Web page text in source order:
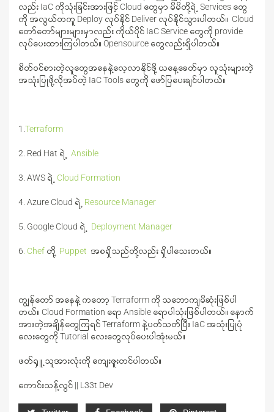
လည်း IaC ကိုသုံးခြင်းအားဖြင့် Cloud တွေမှာ မိမိတို့ရဲ့ Services တွေ
ကို အလွယ်တကူ Deploy လုပ်နိုင် Deliver လုပ်နိုင်သွားပါတယ်။ Cloud
တော်တော်များများမှာလည်း ကိုယ်ပိုင် IaC Service တွေကို provide
လုပ်ပေးထားကြပါတယ်။ Opensource တွေလည်းရှိပါတယ်။
စိတ်ဝင်စားတဲ့လူတွေအနေနဲ့လေ့လာနိုင်ဖို့ ယနေ့ခေတ်မှာ လူသုံးများတဲ့
အသုံးပြုဖို့လိုအပ်တဲ့ IaC Tools တွေကို ဖော်ပြပေးချင်ပါတယ်။
1. Terraform
2. Red Hat ရဲ့ Ansible
3. AWS ရဲ့ Cloud Formation
4. Azure Cloud ရဲ့ Resource Manager
5. Google Cloud ရဲ့ Deployment Manager
6 . Chef တို့ Puppet အစရှိသည်တို့လည်း ရှိပါသေးတယ်။
ကျွန်တော် အနေနဲ့ ကတော့ Terraform ကို သဘောကျမိဆုံးဖြစ်ပါ
တယ်။ Cloud Formation ရော Ansible ရောပါသုံးဖြစ်ပါတယ်။ နောက်
အားတဲ့အချိန်တွေကြရင် Terraform နဲ့ပတ်သတ်ပြီး IaC အသုံးပြုပုံ
လေးတွေကို Tutorial လေးတွေလုပ်ပေးပါအုံးမယ်။
ဖတ်ရှူ့သူအားလုံးကို ကျေးဇူးတင်ပါတယ်။
ကောင်းသန့်လွင် || L33t Dev